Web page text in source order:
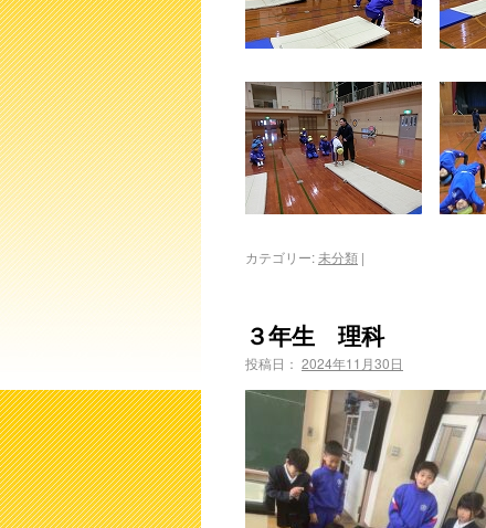
カテゴリー:未分類 |
３年生 理科
投稿日： 2024年11月30日